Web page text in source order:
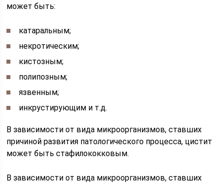
может быть:
катаральным;
некротическим;
кистозным;
полипозным;
язвенным;
инкрустирующим и т.д.
В зависимости от вида микроорганизмов, ставших
причиной развития патологического процесса, цистит
может быть стафилококковым.
В зависимости от вида микроорганизмов, ставших